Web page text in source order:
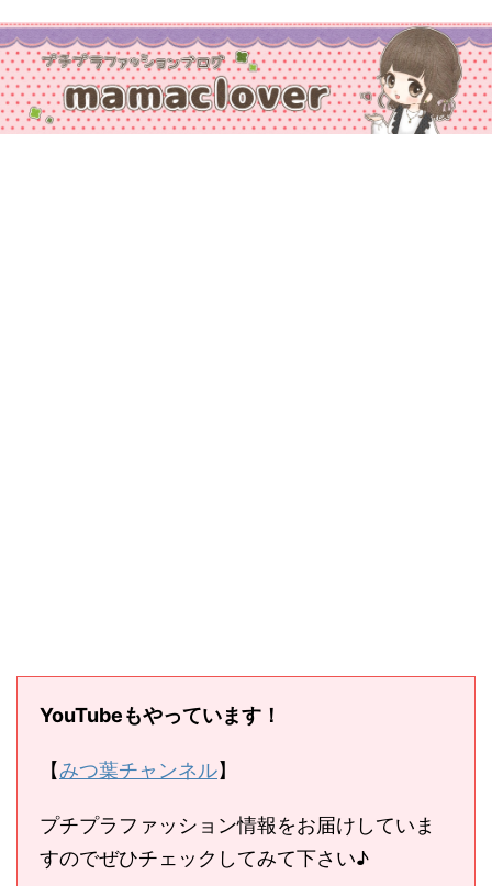
YouTubeもやっています！
【みつ葉チャンネル】
プチプラファッション情報をお届けしていま
すのでぜひチェックしてみて下さい♪